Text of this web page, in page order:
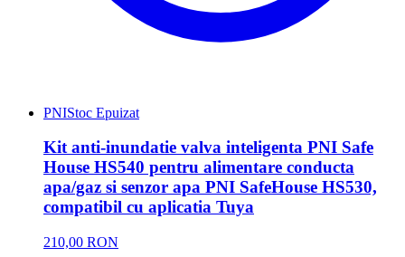
PNIStoc Epuizat
Kit anti-inundatie valva inteligenta PNI Safe
House HS540 pentru alimentare conducta
apa/gaz si senzor apa PNI SafeHouse HS530,
compatibil cu aplicatia Tuya
210,00 RON